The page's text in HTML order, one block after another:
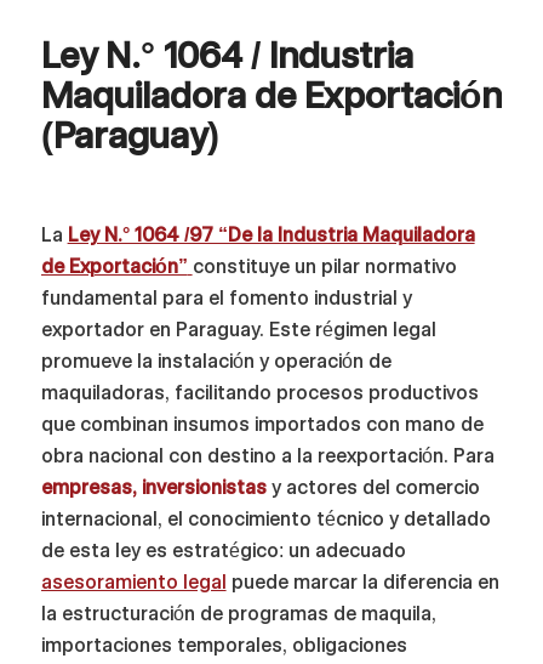
Ley N.° 1064 / Industria
Maquiladora de Exportación
(Paraguay)
La Ley N.° 1064 /97 “De la Industria Maquiladora
de Exportación” constituye un pilar normativo
fundamental para el fomento industrial y
exportador en Paraguay. Este régimen legal
promueve la instalación y operación de
maquiladoras, facilitando procesos productivos
que combinan insumos importados con mano de
obra nacional con destino a la reexportación. Para
empresas, inversionistasy actores del comercio
internacional, el conocimiento técnico y detallado
de esta ley es estratégico: un adecuado
asesoramiento legal puede marcar la diferencia en
la estructuración de programas de maquila,
importaciones temporales, obligaciones